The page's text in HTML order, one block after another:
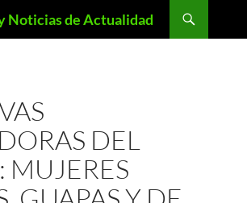
Noticias de Actualidad
DEL
MUJERES